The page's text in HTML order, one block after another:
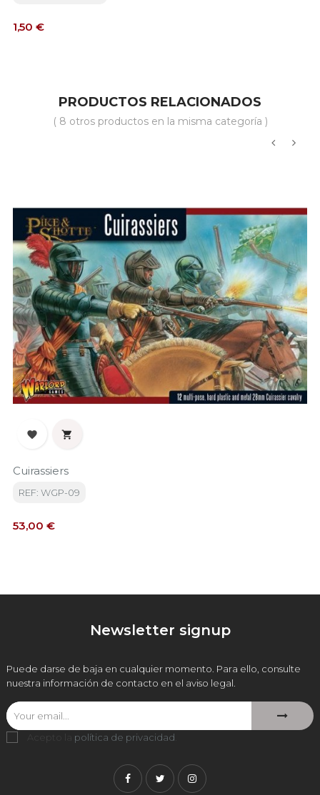
Precio
1,50 €
PRODUCTOS RELACIONADOS
( 8 otros productos en la misma categoría )
 
Cuirassiers
REF: WGP-09
Precio
53,00 €
Newsletter signup
Puede darse de baja en cualquier momento. Para ello, consulte
nuestra información de contacto en el aviso legal.
Acepto la política de privacidad
FacebookTwitterInstagram